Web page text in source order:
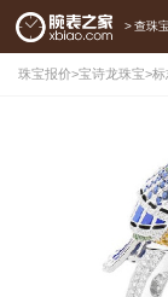
> 查珠宝
珠宝报价>宝诗龙珠宝>标